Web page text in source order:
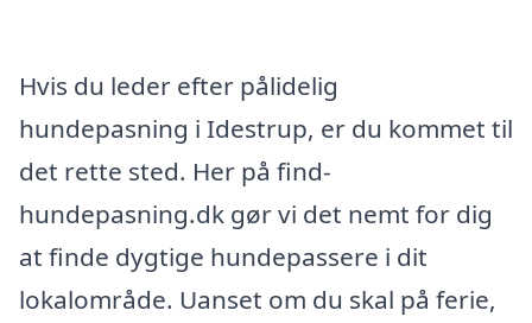
Hvis du leder efter pålidelig
hundepasning i Idestrup, er du kommet til
det rette sted. Her på find-
hundepasning.dk gør vi det nemt for dig
at finde dygtige hundepassere i dit
lokalområde. Uanset om du skal på ferie,